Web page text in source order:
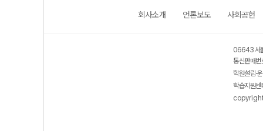
회사소개 언론보도 사회공헌
06643 서
통신판매
학원설립·
학습지원